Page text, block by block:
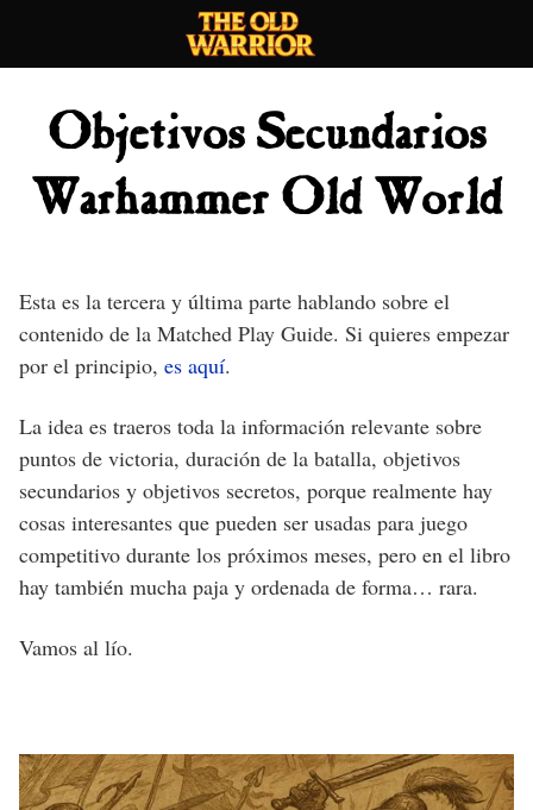
content
Objetivos Secundarios
Warhammer Old World
Esta es la tercera y última parte hablando sobre el
contenido de la Matched Play Guide. Si quieres empezar
por el principio, es aquí.
La idea es traeros toda la información relevante sobre
puntos de victoria, duración de la batalla, objetivos
secundarios y objetivos secretos, porque realmente hay
cosas interesantes que pueden ser usadas para juego
competitivo durante los próximos meses, pero en el libro
hay también mucha paja y ordenada de forma… rara.
Vamos al lío.